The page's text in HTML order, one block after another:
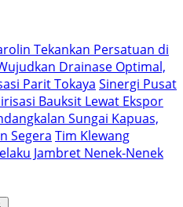
Tekankan Persatuan di
Drainase Optimal,
Parit Tokaya Sinergi Pusat
Bauksit Lewat Ekspor
Sungai Kapuas,
Segera Tim Klewang
Jambret Nenek-Nenek